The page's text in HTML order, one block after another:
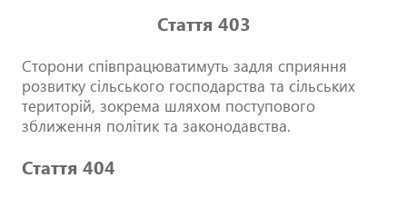
Стаття 403
Сторони співпрацюватимуть задля сприяння
розвитку сільського господарства та сільських
територій, зокрема шляхом поступового
зближення політик та законодавства.
Стаття 404